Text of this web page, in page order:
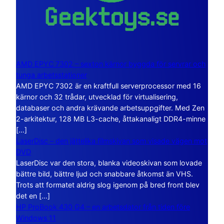
AMD EPYC 7302 – sexton kärnor byggda för servrar och
tunga arbetsstationer
AMD EPYC 7302 är en kraftfull serverprocessor med 16
kärnor och 32 trådar, utvecklad för virtualisering,
databaser och andra krävande arbetsuppgifter. Med Zen
2-arkitektur, 128 MB L3-cache, åttakanaligt DDR4-minne
[…]
LaserDisc – den jättelika filmskivan som visade vägen mot
DVD
LaserDisc var den stora, blanka videoskivan som lovade
bättre bild, bättre ljud och snabbare åtkomst än VHS.
Trots att formatet aldrig slog igenom på bred front blev
det en […]
HP ProBook 430 G4 – en arbetsdator från tiden före
Windows 11